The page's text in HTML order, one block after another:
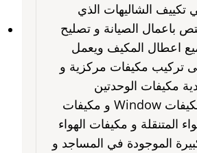
تكييف الشاليهات الذي
باعمال الصيانة و تصليح
اعطال المكيف ويعمل
تركيب مكيفات مركزية و
مكيفات الوحدتين
ومكيفات Window و مكيفات
المتنقلة و مكيفات الهواء
الموجودة في المساجد و